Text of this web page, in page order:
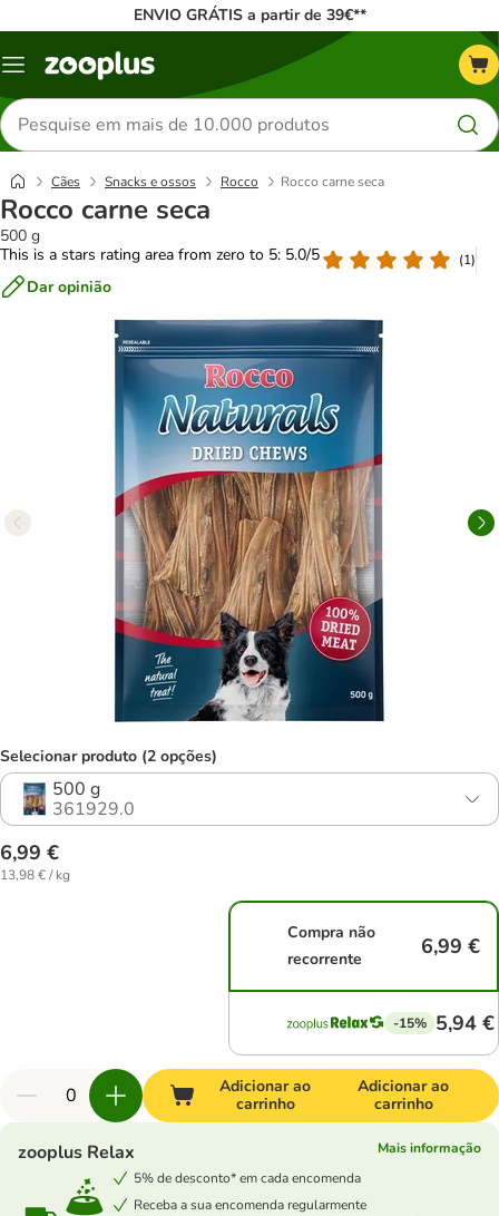
ENVIO GRÁTIS a partir de 39€**
Menu
Pesquisar
produtos
Cães Snacks e ossos Rocco Rocco carne seca
Rocco carne seca
500 g
This is a stars rating area from zero to 5: 5.0/5
(1)
Dar opinião
Selecionar produto (2 opções)
500 g
361929.0
6,99 €
13,98 € / kg
Compra não
recorrente
6,99 €
-15% 5,94 €
Adicionar ao
carrinho
Adicionar ao
carrinho
zooplus Relax
Mais informação
5% de desconto* em cada encomenda
Receba a sua encomenda regularmente